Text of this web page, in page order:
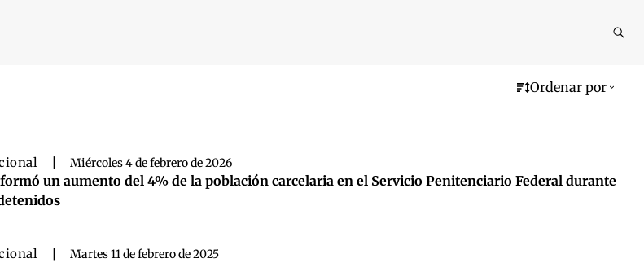
Ordenar por
Miércoles 4 de febrero de 2026
un aumento del 4% de la población carcelaria en el Servicio Penitenciario Federal durante
Martes 11 de febrero de 2025